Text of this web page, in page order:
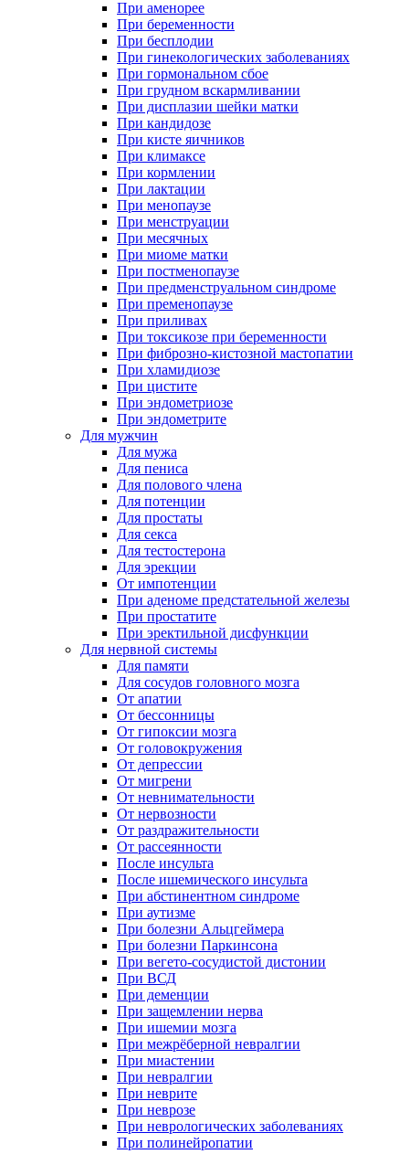
При аменорее
При беременности
При бесплодии
При гинекологических заболеваниях
При гормональном сбое
При грудном вскармливании
При дисплазии шейки матки
При кандидозе
При кисте яичников
При климаксе
При кормлении
При лактации
При менопаузе
При менструации
При месячных
При миоме матки
При постменопаузе
При предменструальном синдроме
При пременопаузе
При приливах
При токсикозе при беременности
При фиброзно-кистозной мастопатии
При хламидиозе
При цистите
При эндометриозе
При эндометрите
Для мужчин
Для мужа
Для пениса
Для полового члена
Для потенции
Для простаты
Для секса
Для тестостерона
Для эрекции
От импотенции
При аденоме предстательной железы
При простатите
При эректильной дисфункции
Для нервной системы
Для памяти
Для сосудов головного мозга
От апатии
От бессонницы
От гипоксии мозга
От головокружения
От депрессии
От мигрени
От невнимательности
От нервозности
От раздражительности
От рассеянности
После инсульта
После ишемического инсульта
При абстинентном синдроме
При аутизме
При болезни Альцгеймера
При болезни Паркинсона
При вегето-сосудистой дистонии
При ВСД
При деменции
При защемлении нерва
При ишемии мозга
При межрёберной невралгии
При миастении
При невралгии
При неврите
При неврозе
При неврологических заболеваниях
При полинейропатии